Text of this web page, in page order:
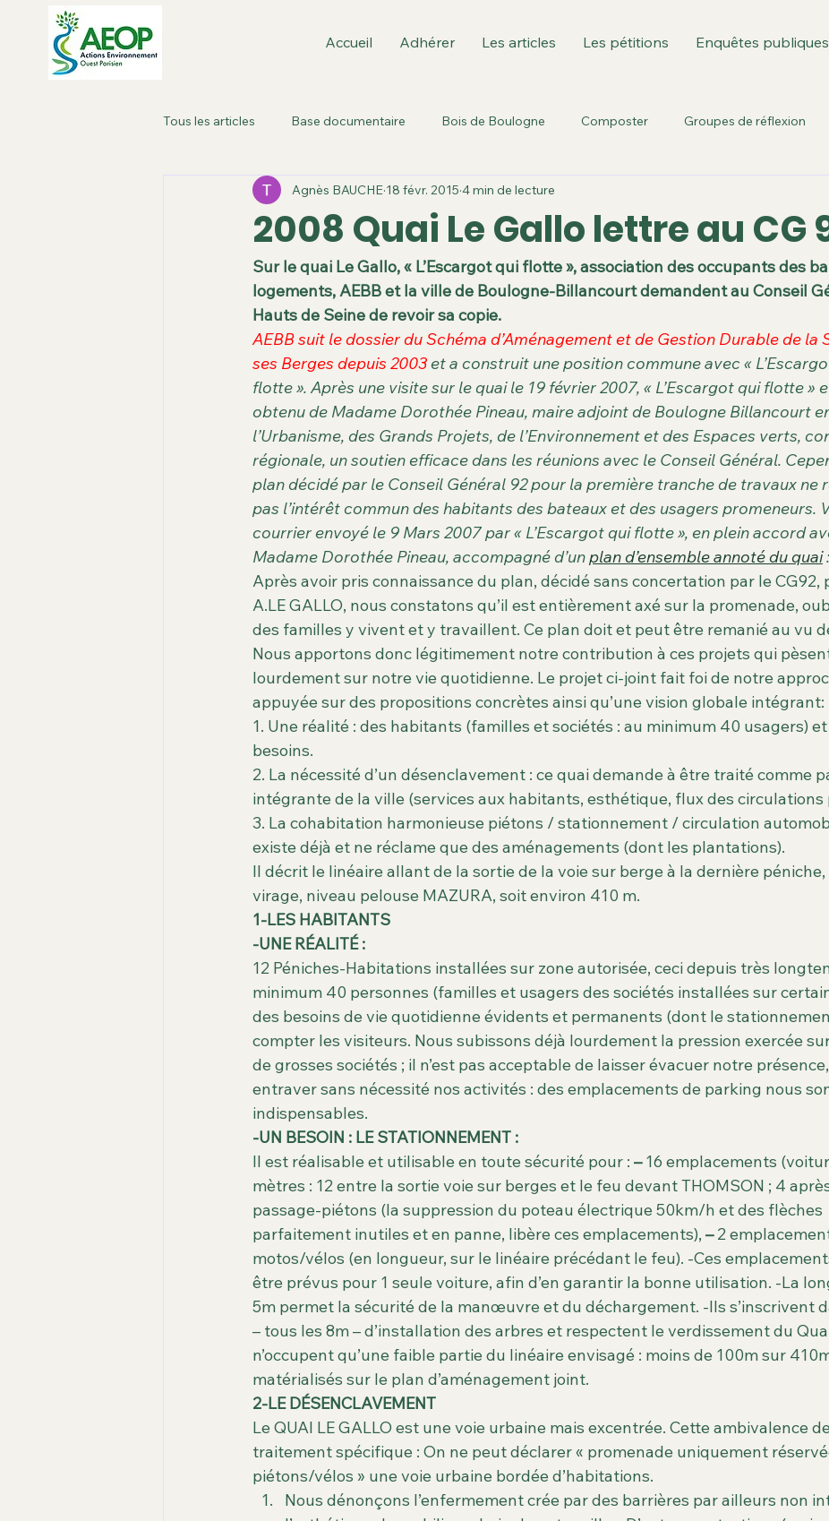
Accueil Adhérer Les articles Les pétitions Enquêtes publiques
Tous les articles Base documentaire Bois de Boulogne Composter Groupes de réflexion
Boulogne-Billancourt : dans la vill Environnement culturel
Métropole de Paris Paris Ouest: GPSO/T3 Berges de Seine Parc Rotschild Sèvres
Roland Garros Plan local d'urbanisme Sport dans la ville Territoire T3 enquêtes
Carence d'espaces verts dates des matchs & évènements Archives Cimetière Pierre Grenier
les arbres La Seine Ile Seguin Espaces verts Biodiversité Nature et Biodiversité
2008 Quai Le Gallo lettre au CG
Agnès BAUCHE 18 févr. 2015 4 min de lecture
Sur le quai Le Gallo, « L’Escargot qui flotte », association des occupants des
logements, AEBB et la ville de Boulogne-Billancourt demandent au Conseil
Hauts de Seine de revoir sa copie.
AEBB suit le dossier du Schéma d’Aménagement et de Gestion Durable de la
ses Berges depuis 2003 et a construit une position commune avec «
flotte ». Après une visite sur le quai le 19 février 2007, « L’Escargot qui flotte »
obtenu de Madame Dorothée Pineau, maire adjoint de Boulogne Billancourt
l’Urbanisme, des Grands Projets, de l’Environnement et des Espaces verts,
régionale, un soutien efficace dans les réunions avec le Conseil Général.
plan décidé par le Conseil Général 92 pour la première tranche de travaux ne
pas l’intérêt commun des habitants des bateaux et des usagers promeneurs.
courrier envoyé le 9 Mars 2007 par « L’Escargot qui flotte », en plein accord
Madame Dorothée Pineau, accompagné d’un plan d’ensemble annoté du quai :
Après avoir pris connaissance du plan, décidé sans concertation par le CG92,
A.LE GALLO, nous constatons qu’il est entièrement axé sur la promenade,
des familles y vivent et y travaillent. Ce plan doit et peut être remanié au vu
Nous apportons donc légitimement notre contribution à ces projets qui
lourdement sur notre vie quotidienne. Le projet ci-joint fait foi de notre
appuyée sur des propositions concrètes ainsi qu’une vision globale intégrant:
1. Une réalité : des habitants (familles et sociétés : au minimum 40 usagers)
besoins.
2. La nécessité d’un désenclavement : ce quai demande à être traité comme
intégrante de la ville (services aux habitants, esthétique, flux des circulations
3. La cohabitation harmonieuse piétons / stationnement / circulation
existe déjà et ne réclame que des aménagements (dont les plantations).
Il décrit le linéaire allant de la sortie de la voie sur berge à la dernière
virage, niveau pelouse MAZURA, soit environ 410 m.
1-LES HABITANTS
-UNE RÉALITÉ :
12 Péniches-Habitations installées sur zone autorisée, ceci depuis très
minimum 40 personnes (familles et usagers des sociétés installées sur
des besoins de vie quotidienne évidents et permanents (dont le
compter les visiteurs. Nous subissons déjà lourdement la pression exercée
de grosses sociétés ; il n’est pas acceptable de laisser évacuer notre
entraver sans nécessité nos activités : des emplacements de parking nous
indispensables.
-UN BESOIN : LE STATIONNEMENT :
Il est réalisable et utilisable en toute sécurité pour : – 16 emplacements
mètres : 12 entre la sortie voie sur berges et le feu devant THOMSON ; 4
passage-piétons (la suppression du poteau électrique 50km/h et des flèches
parfaitement inutiles et en panne, libère ces emplacements), – 2
motos/vélos (en longueur, sur le linéaire précédant le feu). -Ces
être prévus pour 1 seule voiture, afin d’en garantir la bonne utilisation. -La
5m permet la sécurité de la manœuvre et du déchargement. -Ils s’inscrivent
– tous les 8m – d’installation des arbres et respectent le verdissement du
n’occupent qu’une faible partie du linéaire envisagé : moins de 100m sur
matérialisés sur le plan d’aménagement joint.
2-LE DÉSENCLAVEMENT
Le QUAI LE GALLO est une voie urbaine mais excentrée. Cette ambivalence
traitement spécifique : On ne peut déclarer « promenade uniquement
piétons/vélos » une voie urbaine bordée d’habitations.
Nous dénonçons l’enfermement crée par des barrières par ailleurs non